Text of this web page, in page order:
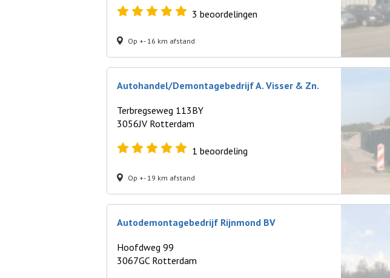
3 beoordelingen
Op +- 16 km afstand
Autohandel/Demontagebedrijf A. Visser & Zn.
Terbregseweg 113BY
3056JV Rotterdam
1 beoordeling
Op +- 19 km afstand
Autodemontagebedrijf Rijnmond BV
Hoofdweg 99
3067GC Rotterdam